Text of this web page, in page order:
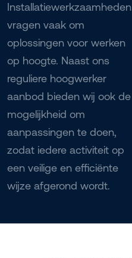
Installatiewerkzaamheden
vragen vaak om
oplossingen voor werken
op hoogte. Naast ons
reguliere hoogwerker
aanbod bieden wij ook de
mogelijkheid om
aanpassingen te doen,
zodat iedere activiteit op
een veilige en efficiënte
wijze afgerond wordt.